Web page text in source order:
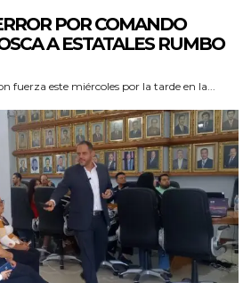
POR COMANDO
A ESTATALES RUMBO
fuerza este miércoles por la tarde en la...